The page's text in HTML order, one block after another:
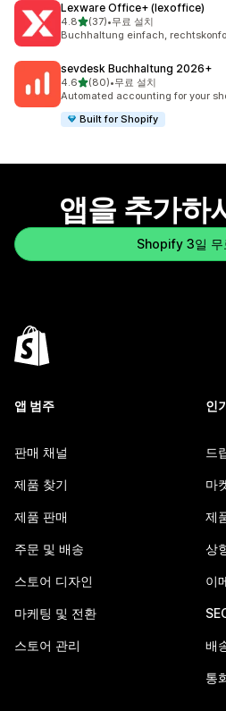
Lexware Office+ (lexoffice)
4.8별 5개 중
(37)
총 리뷰 37개
•무료 설치
Buchhaltung einfach,
sevdesk Buchhaltung 2026+
4.6별 5개 중
(80)
총 리뷰 80개
•무료 설치
Automated accounting for your
Built for Shopify
앱을 추가하
Shopify 3일 무
앱 범주
판매 채널
제품 찾기
제품 판매
주문 및 배송
스토어 디자인
마케팅 및 전환
스토어 관리
인
드
마
제
상
이
배
통